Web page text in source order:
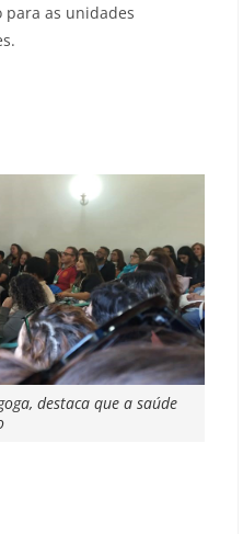
para as unidades
destaca que a saúde